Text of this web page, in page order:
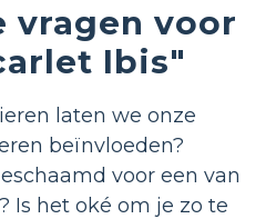
vragen voor
Ibis"
laten we onze
beïnvloeden?
voor een van
Is het oké om je zo te